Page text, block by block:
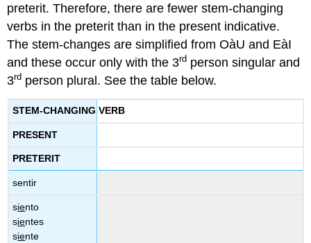
preterit. Therefore, there are fewer stem-changing
verbs in the preterit than in the present indicative.
The stem-changes are simplified from OàU and EàI
and these occur only with the 3rd person singular and
3rd person plural. See the table below.
STEM-CHANGING VERB
PRESENT
PRETERIT
sentir
siento
sientes
siente